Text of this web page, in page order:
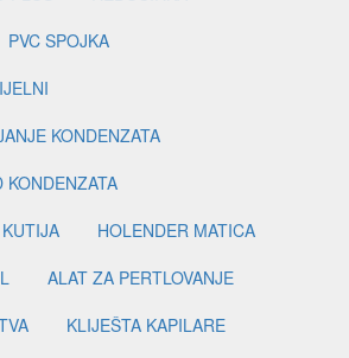
PVC SPOJKA
KONDENZATA
KONDENZATA
HOLENDER MATICA
ALAT ZA PERTLOVANJE
KLIJEŠTA KAPILARE